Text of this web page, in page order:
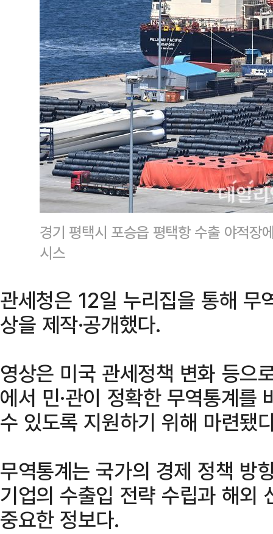
경기 평택시 포승읍 평택항 수출 야적
시스
관세청은 12일 누리집을 통해 무
상을 제작·공개했다.
영상은 미국 관세정책 변화 등으
에서 민·관이 정확한 무역통계를
수 있도록 지원하기 위해 마련됐
무역통계는 국가의 경제 정책 방
기업의 수출입 전략 수립과 해외
중요한 정보다.